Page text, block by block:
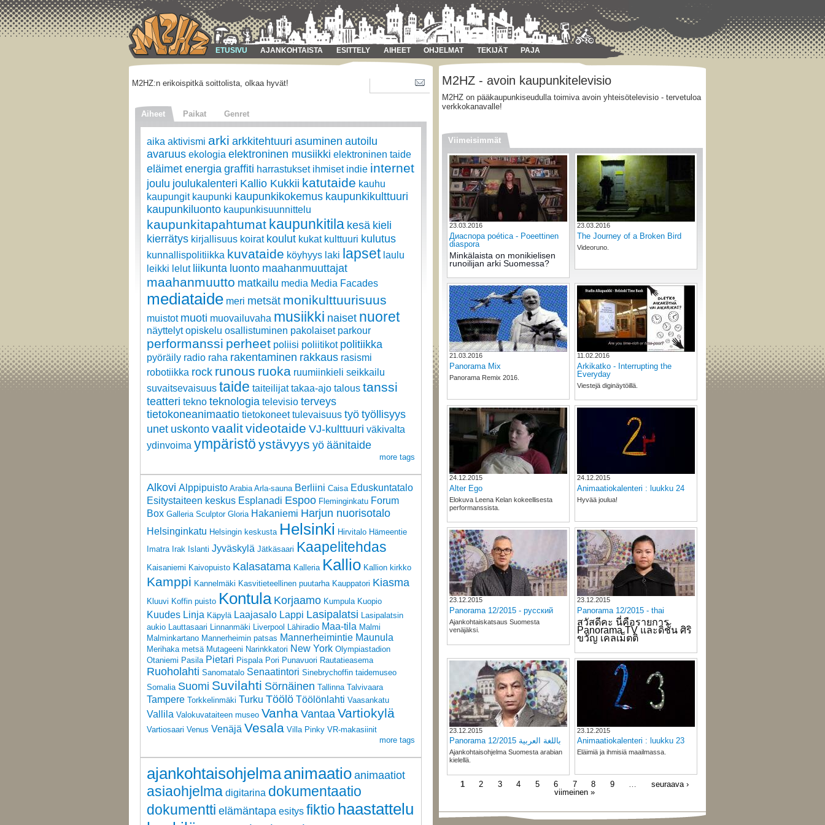
ETUSIVU AJANKOHTAISTA ESITTELY AIHEET OHJELMAT TEKIJÄT PAJA
M2HZ:n erikoispitkä soittolista, olkaa hyvät!
Aiheet Paikat Genret
aika aktivismi arki arkkitehtuuri asuminen autoilu
avaruus ekologia elektroninen musiikki elektroninen taide
eläimet energia graffiti harrastukset ihmiset indie internet
joulu joulukalenteri Kallio Kukkii katutaide kauhu
kaupungit kaupunki kaupunkikokemus kaupunkikulttuuri
kaupunkiluonto kaupunkisuunnittelu
kaupunkitapahtumat kaupunkitila kesä kieli
kierrätys kirjallisuus koirat koulut kukat kulttuuri kulutus
kunnallispolitiikka kuvataide köyhyys laki lapset laulu
leikki lelut liikunta luonto maahanmuuttajat
maahanmuutto matkailu media Media Facades
mediataide meri metsät monikulttuurisuus
muistot muoti muovailuvaha musiikki naiset nuoret
näyttelyt opiskelu osallistuminen pakolaiset parkour
performanssi perheet poliisi poliitikot politiikka
pyöräily radio raha rakentaminen rakkaus rasismi
robotiikka rock runous ruoka ruumiinkieli seikkailu
suvaitsevaisuus taide taiteilijat takaa-ajo talous tanssi
teatteri tekno teknologia televisio terveys
tietokoneanimaatio tietokoneet tulevaisuus työ työllisyys
unet uskonto vaalitvideotaide VJ-kulttuuri väkivalta
ydinvoima ympäristö ystävyys yö äänitaide
more tags
Alkovi Alppipuisto Arabia Arla-sauna Berliini Caisa Eduskuntatalo
Esitystaiteen keskus Esplanadi Espoo Fleminginkatu Forum
Box Galleria Sculptor Gloria Hakaniemi Harjun nuorisotalo
Helsinginkatu Helsingin keskusta Helsinki Hirvitalo Hämeentie
Imatra Irak Islanti Jyväskylä Jätkäsaari Kaapelitehdas
Kaisaniemi Kaivopuisto Kalasatama Kalleria Kallio Kallion kirkko
Kamppi Kannelmäki Kasvitieteellinen puutarha Kauppatori Kiasma
Kluuvi Koffin puisto Kontula Korjaamo Kumpula Kuopio
Kuudes Linja Käpylä Laajasalo Lappi Lasipalatsi Lasipalatsin
aukio Lauttasaari Linnanmäki Liverpool Lähiradio Maa-tila Malmi
Malminkartano Mannerheimin patsas Mannerheimintie Maunula
Merihaka metsä Mutageeni Narinkkatori New York Olympiastadion
Otaniemi Pasila Pietari Pispala Pori Punavuori Rautatieasema
Ruoholahti Sanomatalo Senaatintori Sinebrychoffin taidemuseo
Somalia Suomi Suvilahti Sörnäinen Tallinna Talvivaara
Tampere Torkkelinmäki Turku Töölö Töölönlahti Vaasankatu
Vallila Valokuvataiteen museo Vanha Vantaa Vartiokylä
Vartiosaari Venus Venäjä Vesala Villa Pinky VR-makasiinit
more tags
ajankohtaisohjelmaanimaatio animaatiot
asiaohjelma digitarina dokumentaatio
dokumentti elämäntapa esitys fiktio haastattelu
M2HZ - avoin kaupunkitelevisio
M2HZ on pääkaupunkiseudulla toimiva avoin yhteisötelevisio - tervetuloa
verkkokanavalle!
Viimeisimmät
23.03.2016
Диаспора poética - Poeettinen
diaspora
Minkälaista on monikielisen
runoilijan arki Suomessa?
23.03.2016
The Journey of a Broken Bird
Videoruno.
21.03.2016
Panorama Mix
Panorama Remix 2016.
11.02.2016
Arkikatko - Interrupting the
Everyday
Viestejä diginäytöillä.
24.12.2015
Alter Ego
Elokuva Leena Kelan kokeellisesta
performanssista.
24.12.2015
Animaatiokalenteri : luukku 24
Hyvää joulua!
23.12.2015
Panorama 12/2015 - русский
Ajankohtaiskatsaus Suomesta
venäjäksi.
23.12.2015
Panorama 12/2015 - thai
สวัสดีคะ นี่คือรายการ
Panorama TV และดิชั้น ศิริ
ขวัญ เคลเม็ตติ
23.12.2015
Panorama 12/2015 باللغة العربية
Ajankohtaisohjelma Suomesta arabian
kielellä.
23.12.2015
Animaatiokalenteri : luukku 23
Eläimiä ja ihmisiä maailmassa.
1 2 3 4 5 6 7 8 9
seuraava ›
viimeinen »